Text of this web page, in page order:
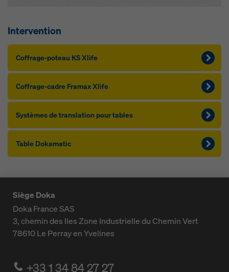
Intervention
Cof­f­rage-po­teau KS Xlife
Cof­f­rage-cadre Framax Xlife
Sys­tèm­es de trans­la­tion pour tables
Table Dokamatic
Siège Doka
Doka France SAS
3, chemin des IlesZone Industrielle du Chemin Vert
78610Le Perray en Yvelines
+33 1 34 84 27 27